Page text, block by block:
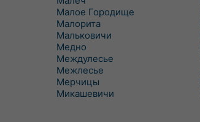
Малое Городище
Малорита
Мальковичи
Медно
Междулесье
Межлесье
Мерчицы
Микашевичи